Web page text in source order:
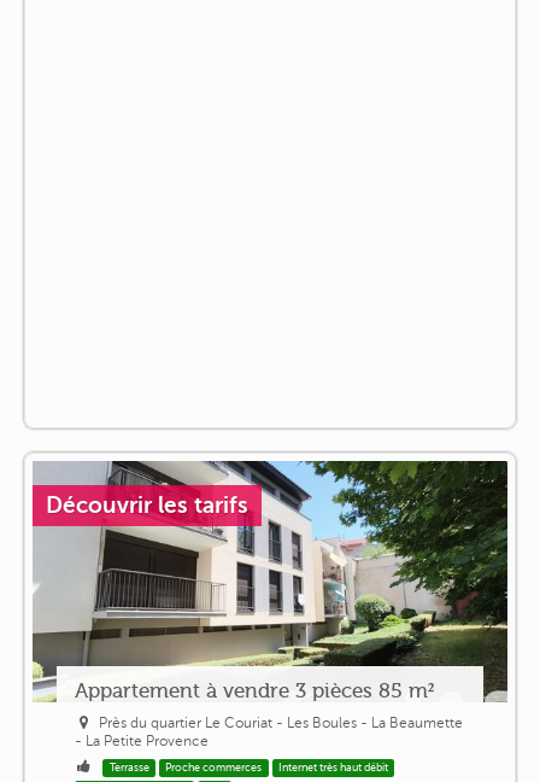
Découvrir les tarifs
Appartement à vendre 3 pièces 85 m²
Près du quartier Le Couriat - Les Boules - La Beaumette
- La Petite Provence
Terrasse Proche commerces
Internet très haut débit